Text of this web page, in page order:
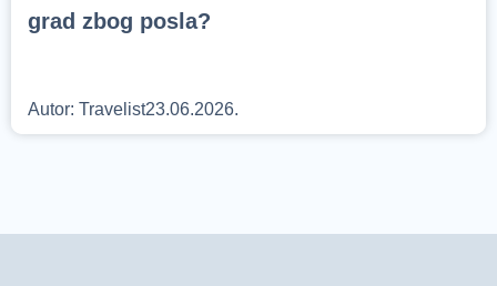
grad zbog posla?
Autor: Travelist23.06.2026.